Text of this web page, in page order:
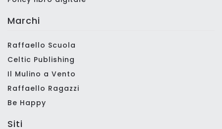
Marchi
Raffaello Scuola
Celtic Publishing
Il Mulino a Vento
Raffaello Ragazzi
Be Happy
Siti